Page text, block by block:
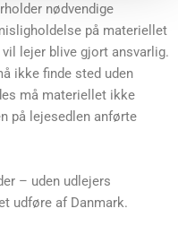
nødvendige
på materiellet
lejer blive gjort ansvarlig.
ikke finde sted uden
må materiellet ikke
på lejesedlen anførte
– uden udlejers
udføre af Danmark.